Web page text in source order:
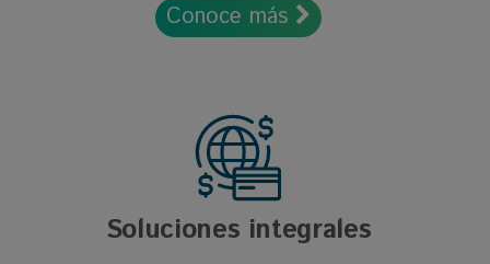
Conoce más
Soluciones integrales